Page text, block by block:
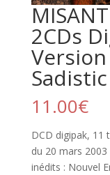
2CDs
11.00€
DCD digipak, 11
du 20 mars 2003
inédits : Nouvel